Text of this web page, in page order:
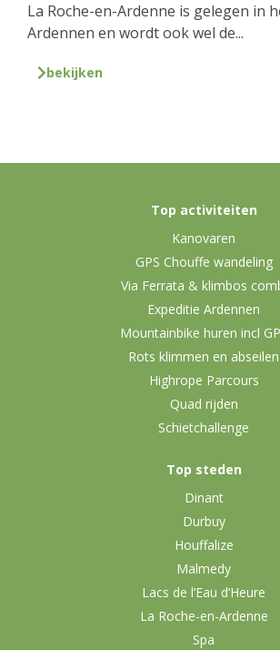
La Roche-en-Ardenne is gelegen in
Ardennen en wordt ook wel de...
bekijken
Top activiteiten
Kanovaren
GPS Chouffe wandeling
Via Ferrata & klimbos
Expeditie Ardennen
Mountainbike huren incl
Rots klimmen en abseilen
Highrope Parcours
Quad rijden
Schietchallenge
Top steden
Dinant
Durbuy
Houffalize
Malmedy
Lacs de l’Eau d’Heure
La Roche-en-Ardenne
Spa